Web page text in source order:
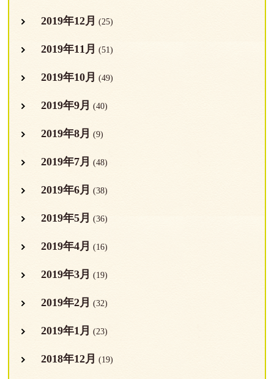
2019年12月 (25)
2019年11月 (51)
2019年10月 (49)
2019年9月 (40)
2019年8月 (9)
2019年7月 (48)
2019年6月 (38)
2019年5月 (36)
2019年4月 (16)
2019年3月 (19)
2019年2月 (32)
2019年1月 (23)
2018年12月 (19)